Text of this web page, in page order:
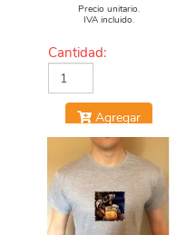
Precio unitario.
IVA incluido.
Cantidad:
Agregar